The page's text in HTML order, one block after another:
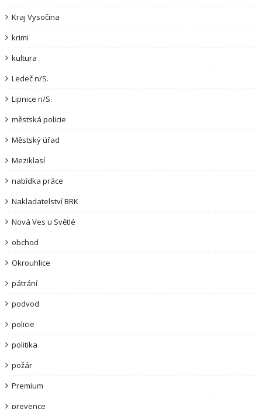
Kraj Vysočina
krimi
kultura
Ledeč n/S.
Lipnice n/S.
městská policie
Městský úřad
Meziklasí
nabídka práce
Nakladatelství BRK
Nová Ves u Světlé
obchod
Okrouhlice
pátrání
podvod
policie
politika
požár
Premium
prevence